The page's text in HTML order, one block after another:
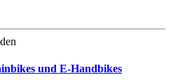
und E-Handbikes